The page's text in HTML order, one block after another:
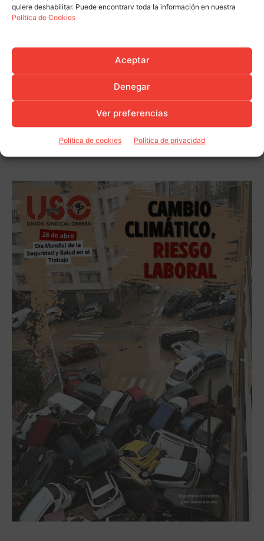
quiere deshabilitar. Puede encontrarv toda la información en nuestra
Política de Cookies
Aceptar
Denegar
Ver preferencias
Política de cookies Política de privacidad